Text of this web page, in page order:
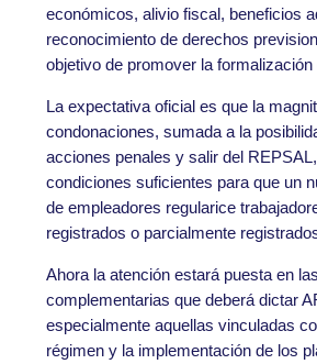
económicos, alivio fiscal, beneficios
reconocimiento de derechos
objetivo de promover la formalización
La expectativa oficial es que la
condonaciones, sumada a la
acciones penales y salir del
condiciones suficientes para que un
de empleadores regularice
registrados o parcialmente
Ahora la atención estará puesta en
complementarias que deberá dictar
especialmente aquellas vinculadas
régimen y la implementación de los